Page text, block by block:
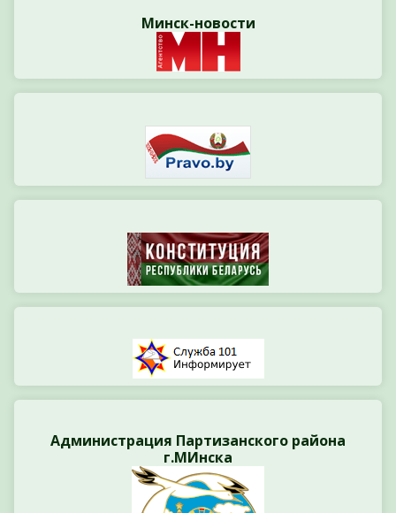
Минск-новости
Администрация Партизанского района
г.МИнска